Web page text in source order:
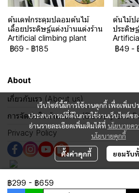
ต้นเดฟกระดุมปลอมต้นไม้
เลื้อยประดิษฐ์แต่งบ้านแต่งร้าน
Artificial climbing plant
฿69 - ฿185
ต้นไม้ป
ประดิษ
฿49 -
฿299 - ฿659
เว็บไซต์นี้มีการใช้งานคุกกี้ เพื่อเพิ่ม
ประสบการณ์ที่ดีในการใช้งานเว็บไซต์ข
อ่านรายละเอียดเพิ่มเติมได้ที่ นโยบายค
นโยบายคุกกี้
ตั้งค่าคุกกี้ ยอมรับ
About
เกี่ยวกับเรา (About us)
การจัดส่งสินค้าและรีวิว (Delivery and
Privacy Policy